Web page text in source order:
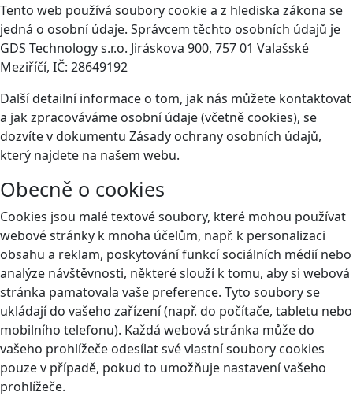
Tento web používá soubory cookie a z hlediska zákona se
jedná o osobní údaje. Správcem těchto osobních údajů je
GDS Technology s.r.o. Jiráskova 900, 757 01 Valašské
Meziříčí, IČ: 28649192
Další detailní informace o tom, jak nás můžete kontaktovat
a jak zpracováváme osobní údaje (včetně cookies), se
dozvíte v dokumentu Zásady ochrany osobních údajů,
který najdete na našem webu.
Obecně o cookies
Cookies jsou malé textové soubory, které mohou používat
webové stránky k mnoha účelům, např. k personalizaci
obsahu a reklam, poskytování funkcí sociálních médií nebo
analýze návštěvnosti, některé slouží k tomu, aby si webová
stránka pamatovala vaše preference. Tyto soubory se
ukládají do vašeho zařízení (např. do počítače, tabletu nebo
mobilního telefonu). Každá webová stránka může do
vašeho prohlížeče odesílat své vlastní soubory cookies
pouze v případě, pokud to umožňuje nastavení vašeho
prohlížeče.